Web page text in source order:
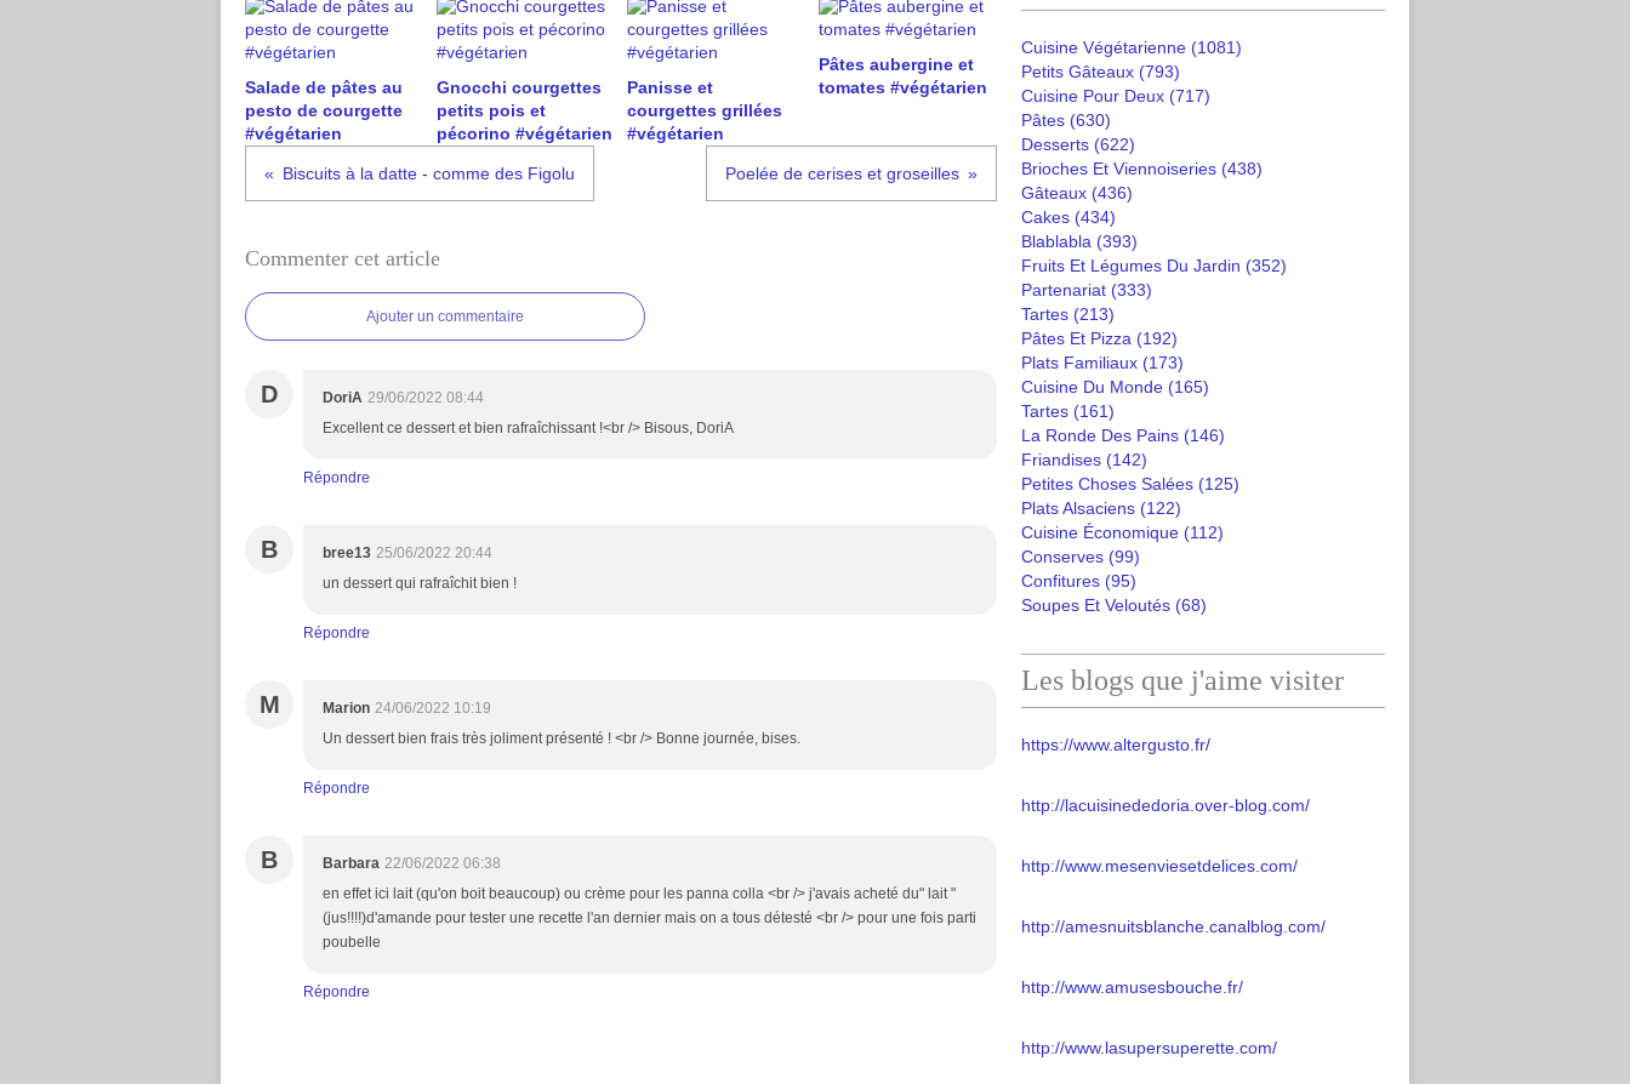
Salade de pâtes au
pesto de courgette
#végétarien
Gnocchi courgettes
petits pois et
pécorino #végétarien
Panisse et
courgettes grillées
#végétarien
Pâtes aubergine et
tomates #végétarien
Biscuits à la datte - comme des Figolu Poelée de cerises et groseilles
Commenter cet article
Ajouter un commentaire
D DoriA 29/06/2022 08:44
Excellent ce dessert et bien rafraîchissant !<br /> Bisous, DoriA
Répondre
B bree13 25/06/2022 20:44
un dessert qui rafraîchit bien !
Répondre
M Marion 24/06/2022 10:19
Un dessert bien frais très joliment présenté ! <br /> Bonne journée, bises.
Répondre
B Barbara 22/06/2022 06:38
en effet ici lait (qu'on boit beaucoup) ou crème pour les panna colla <br /> j'avais acheté du" lait "
(jus!!!!)d'amande pour tester une recette l'an dernier mais on a tous détesté <br /> pour une fois parti
poubelle
Répondre
Cuisine Végétarienne (1081)
Petits Gâteaux (793)
Cuisine Pour Deux (717)
Pâtes (630)
Desserts (622)
Brioches Et Viennoiseries (438)
Gâteaux (436)
Cakes (434)
Blablabla (393)
Fruits Et Légumes Du Jardin (352)
Partenariat (333)
Tartes (213)
Pâtes Et Pizza (192)
Plats Familiaux (173)
Cuisine Du Monde (165)
Tartes (161)
La Ronde Des Pains (146)
Friandises (142)
Petites Choses Salées (125)
Plats Alsaciens (122)
Cuisine Économique (112)
Conserves (99)
Confitures (95)
Soupes Et Veloutés (68)
Les blogs que j'aime visiter
https://www.altergusto.fr/
http://lacuisinededoria.over-blog.com/
http://www.mesenviesetdelices.com/
http://amesnuitsblanche.canalblog.com/
http://www.amusesbouche.fr/
http://www.lasupersuperette.com/